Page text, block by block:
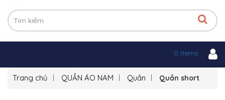
0 items
Trang chủ QUẦN ÁO NAM Quần Quần short